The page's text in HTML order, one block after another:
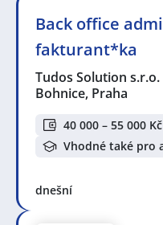
Back office
fakturant*ka
Tudos Solution s.r.o.
Bohnice, Praha
40 000 – 55 000 Kč
Vhodné také pro
dnešní